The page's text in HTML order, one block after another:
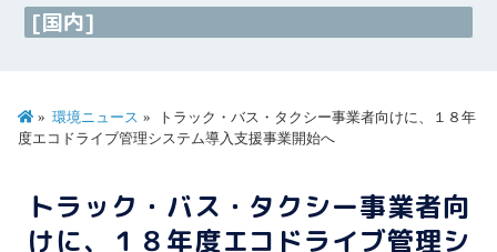
[国内]
環境ニュース
トラック・バス・タクシー事業者向けに、１８年
度エコドライブ管理システム導入支援事業開始へ
トラック・バス・タクシー事業者向
けに、１８年度エコドライブ管理シ